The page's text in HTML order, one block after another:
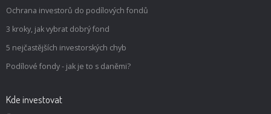
Ochrana investorů do podílových fondů
3 kroky, jak vybrat dobrý fond
5 nejčastějších investorských chyb
Podílové fondy - jak je to s daněmi?
Kde investovat